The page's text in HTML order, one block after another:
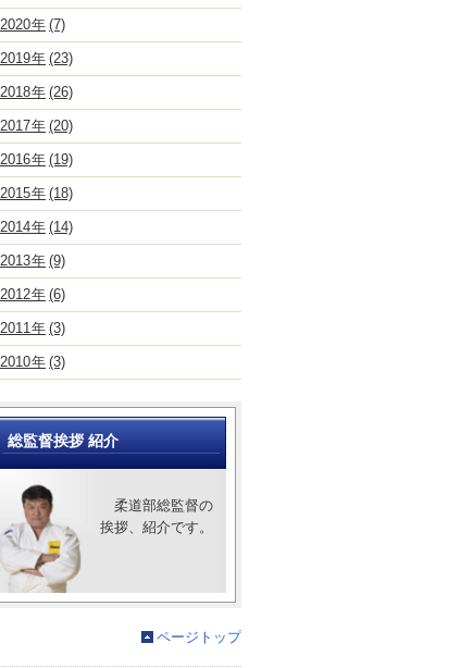
2020 (7)
2019 (23)
2018 (26)
2017 (20)
2016 (19)
2015 (18)
2014 (14)
2013 (9)
2012 (6)
2011 (3)
2010 (3)
総監督挨拶 紹介
柔道部総監督の
挨拶、紹介です。
ページトップ